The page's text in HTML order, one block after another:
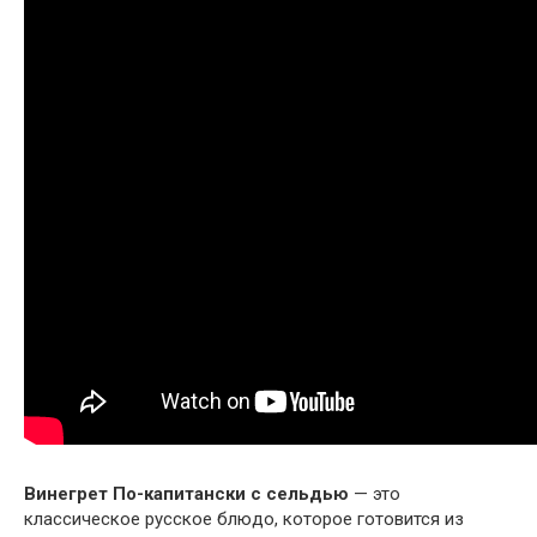
Винегрет По-капитански с сельдью — это
классическое русское блюдо, которое готовится из